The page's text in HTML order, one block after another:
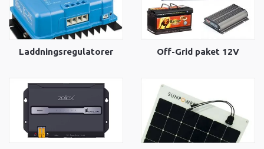
Laddningsregulatorer Off-Grid paket 12V